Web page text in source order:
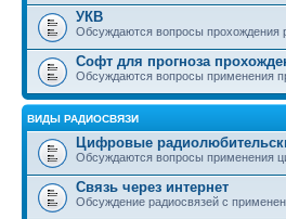
УКВ
Обсуждаются вопросы прохождения
Софт для прогноза
Обсуждаются вопросы применения
ВИДЫ РАДИОСВЯЗИ
Цифровые
Обсуждаются вопросы применения
Связь через интернет
Обсуждение радиосвязей с